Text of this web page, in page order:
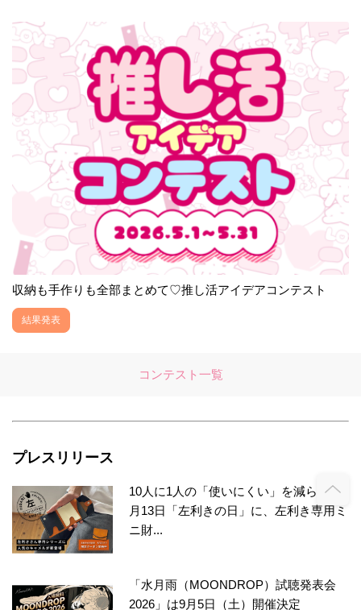
収納も手作りも全部まとめて♡推し活アイデアコンテスト
結果発表
コンテスト一覧
プレスリリース
10人に1人の「使いにくい」を減らす。8
月13日「左利きの日」に、左利き専用ミ
ニ財...
「水月雨（MOONDROP）試聴発表会
2026」は9月5日（土）開催決定